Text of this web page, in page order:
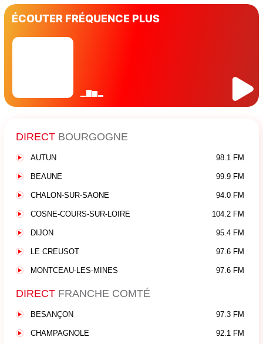
ÉCOUTER FRÉQUENCE PLUS
DIRECT BOURGOGNE
AUTUN 98.1 FM
BEAUNE 99.9 FM
CHALON-SUR-SAONE 94.0 FM
COSNE-COURS-SUR-LOIRE 104.2 FM
DIJON 95.4 FM
LE CREUSOT 97.6 FM
MONTCEAU-LES-MINES 97.6 FM
DIRECT FRANCHE COMTÉ
BESANÇON 97.3 FM
CHAMPAGNOLE 92.1 FM